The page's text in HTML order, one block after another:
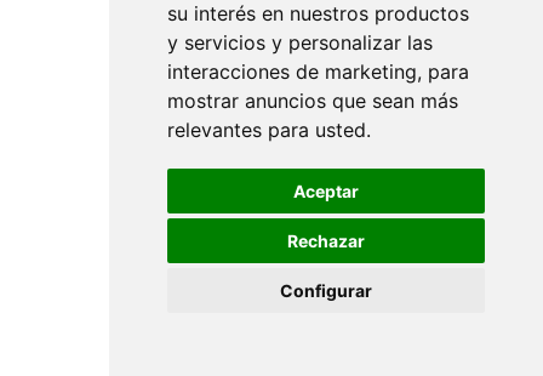
su interés en nuestros productos
y servicios y personalizar las
interacciones de marketing, para
mostrar anuncios que sean más
relevantes para usted.
Aceptar
Rechazar
Configurar
Avviso legale
Invia condizioni
Politica sui cookie